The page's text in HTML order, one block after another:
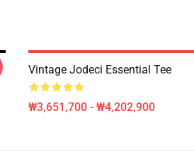
Vintage Jodeci Essential Tee
₩3,651,700 - ₩4,202,900